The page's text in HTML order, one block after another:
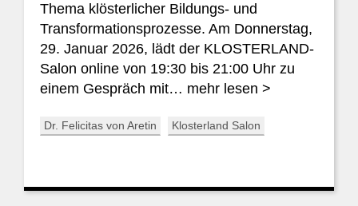
Thema klösterlicher Bildungs- und
Transformationsprozesse. Am Donnerstag,
29. Januar 2026, lädt der KLOSTERLAND-
Salon online von 19:30 bis 21:00 Uhr zu
einem Gespräch mit… mehr lesen >
Dr. Felicitas von Aretin Klosterland Salon